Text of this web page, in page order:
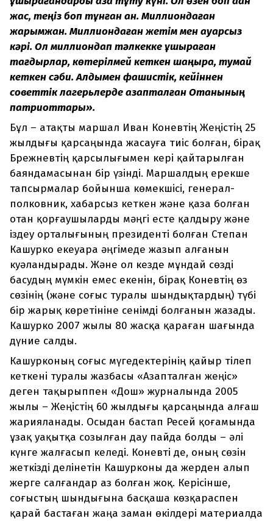
жас, теңіз боп тұнған қан. Миллиондаған
жарымжан. Миллиондаған жетім мен қауқарсыз
кәрі. Ол миллиондап тәлкекке ұшыраған
тағдырлар, көтерілмей кеткен шаңырақ, тумай
кеткен сәби. Алдымен фашистік, кейіннен
советтік лагерьлерде азапталған Отанының
патриоттары».
Бұл – атақты маршал Иван Коневтің Жеңістің 25
жылдығы қарсаңында жасауға тиіс болған, бірақ
Брежневтің қарсылығымен кері қайтарылған
баяндамасынан бір үзінді. Маршалдың ерекше
тапсырмалар бойынша көмекшісі, генерал-
полковник, хабарсыз кеткен және қаза болған
отан қорғаушыларды мәңгі есте қалдыру және
іздеу орталығының президенті болған Степан
Кашурко екеуара әңгімеде жазып алғанын
куәландырады. Және ол кезде мұндай сөзді
басудың мүмкін емес екенін, бірақ Коневтің өз
сөзінің (және соғыс туралы шындықтардың) түбі
бір жарық көретініне сенімді болғанын жазады.
Кашурко 2007 жылы 80 жасқа қараған шағында
дүние салды.
Кашурконың соғыс мүгедектерінің қайыр тілеп
кеткені туралы жазбасы «Азапталған жеңіс»
деген тақырыппен «Дош» журналында 2005
жылы – Жеңістің 60 жылдығы қарсаңында алғаш
жарияланады. Осыдан бастап Ресей қоғамында
ұзақ уақытқа созылған дау пайда болды – әлі
күнге жалғасып келеді. Коневті де, оның сөзін
жеткізді делінетін Кашурконы да жерден алып
жерге салғандар аз болған жоқ. Керісінше,
соғыстың шындығына басқаша көзқараспен
қарай бастаған жаңа заман өкілдері материалда